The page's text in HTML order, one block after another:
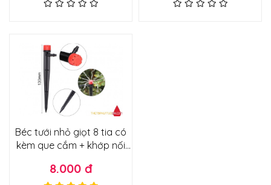
Béc tưới nhỏ giọt 8 tia có
kèm que cắm + khớp nối
8.000 đ